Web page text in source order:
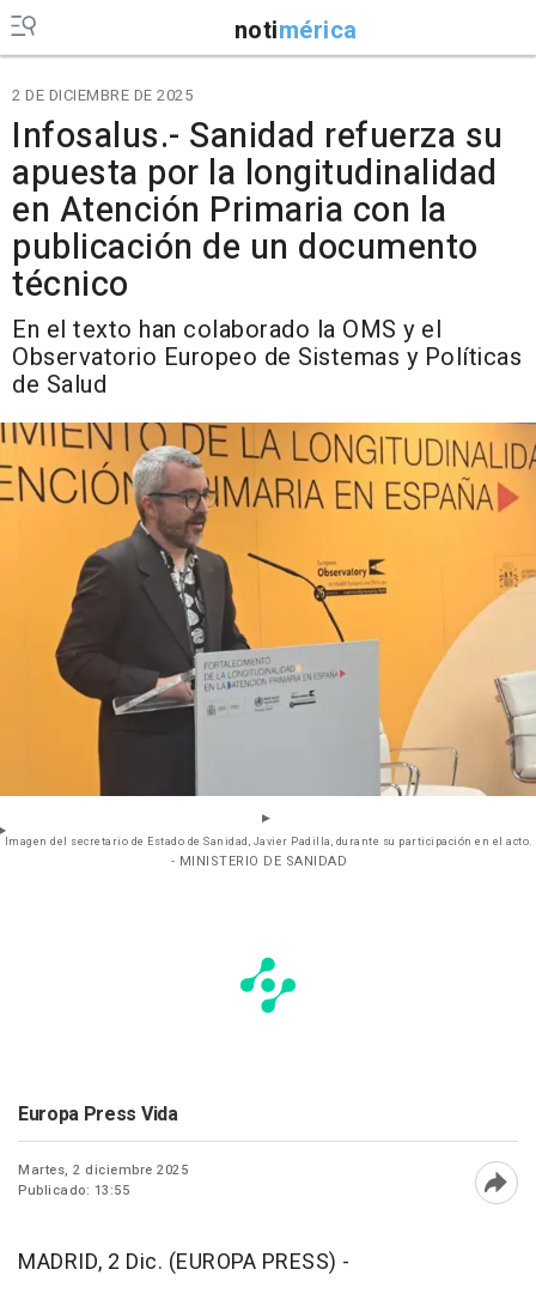
notimérica
2 DE DICIEMBRE DE 2025
Infosalus.- Sanidad refuerza su
apuesta por la longitudinalidad
en Atención Primaria con la
publicación de un documento
técnico
En el texto han colaborado la OMS y el
Observatorio Europeo de Sistemas y Políticas
de Salud
Imagen del secretario de Estado de Sanidad, Javier Padilla, durante su participación en el acto.
- MINISTERIO DE SANIDAD
Europa Press Vida
Martes, 2 diciembre 2025
Publicado: 13:55
MADRID, 2 Dic. (EUROPA PRESS) -